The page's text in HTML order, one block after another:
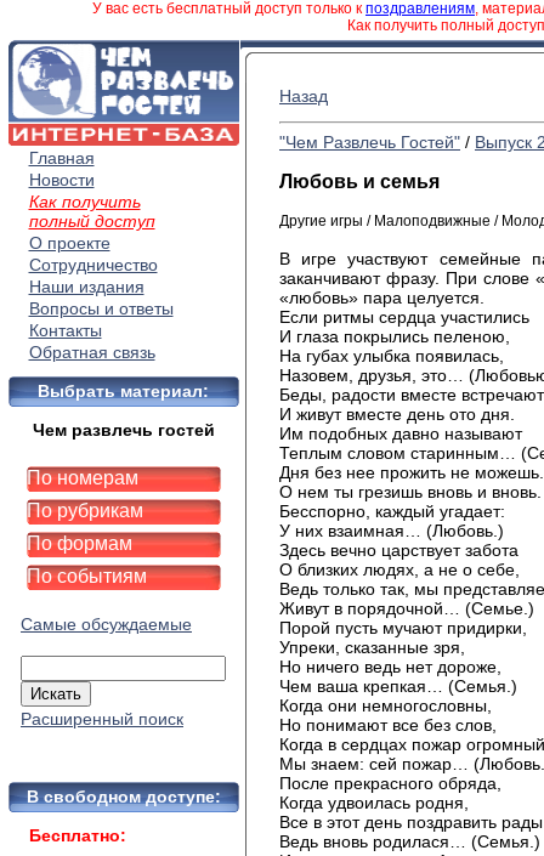
У вас есть бесплатный доступ только к поздравлениям,
Как получить полный
Главная
Новости
Как получить
полный доступ
О проекте
Сотрудничество
Наши издания
Вопросы и ответы
Контакты
Обратная связь
Выбрать материал:
Чем развлечь гостей
По номерам
По рубрикам
По формам
По событиям
Самые обсуждаемые
Расширенный поиск
В свободном доступе:
Бесплатно:
Назад
"Чем Развлечь Гостей" / Выпуск
Любовь и семья
Другие игры / Малоподвижные /
В игре участвуют семейные
заканчивают фразу. При слове
«любовь» пара целуется.
Если ритмы сердца участились
И глаза покрылись пеленою,
На губах улыбка появилась,
Назовем, друзья, это…
Беды, радости вместе встречают
И живут вместе день ото дня.
Им подобных давно называют
Теплым словом старинным…
Дня без нее прожить не можешь.
О нем ты грезишь вновь и вновь.
Бесспорно, каждый угадает:
У них взаимная… (Любовь.)
Здесь вечно царствует забота
О близких людях, а не о себе,
Ведь только так, мы
Живут в порядочной… (Семье.)
Порой пусть мучают придирки,
Упреки, сказанные зря,
Но ничего ведь нет дороже,
Чем ваша крепкая… (Семья.)
Когда они немногословны,
Но понимают все без слов,
Когда в сердцах пожар
Мы знаем: сей пожар…
После прекрасного обряда,
Когда удвоилась родня,
Все в этот день поздравить
Ведь вновь родилася… (Семья.)